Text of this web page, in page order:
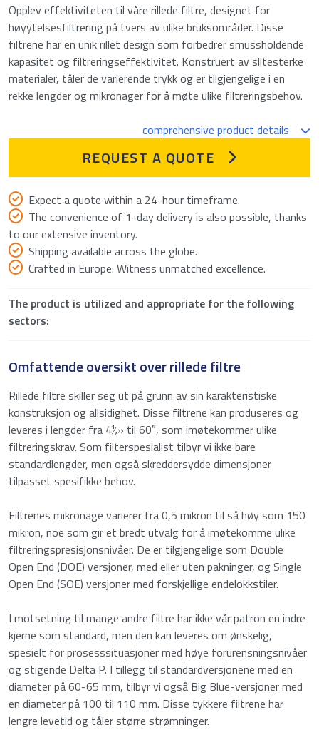
Request a quote for: Rillede Filtre
"*" obligatorisk felt
Navn *
Fornavn
Etternavn
E-post*
Enter your details to download the product
specifications.
Opplev effektiviteten til våre rillede filtre, designet for
høyytelsesfiltrering på tvers av ulike bruksområder. Disse
filtrene har en unik rillet design som forbedrer smussholdende
kapasitet og filtreringseffektivitet. Konstruert av slitesterke
materialer, tåler de varierende trykk og er tilgjengelige i en
rekke lengder og mikronager for å møte ulike filtreringsbehov.
comprehensive product details
REQUEST A QUOTE
Expect a quote within a 24-hour timeframe.
The convenience of 1-day delivery is also possible, thanks
to our extensive inventory.
Shipping available across the globe.
Crafted in Europe: Witness unmatched excellence.
The product is utilized and appropriate for the following
sectors:
Omfattende oversikt over rillede filtre
Rillede filtre skiller seg ut på grunn av sin karakteristiske
konstruksjon og allsidighet. Disse filtrene kan produseres og
leveres i lengder fra 4½» til 60″, som imøtekommer ulike
filtreringskrav. Som filterspesialist tilbyr vi ikke bare
standardlengder, men også skreddersydde dimensjoner
tilpasset spesifikke behov.
Filtrenes mikronage varierer fra 0,5 mikron til så høy som 150
mikron, noe som gir et bredt utvalg for å imøtekomme ulike
filtreringspresisjonsnivåer. De er tilgjengelige som Double
Open End (DOE) versjoner, med eller uten pakninger, og Single
Open End (SOE) versjoner med forskjellige endelokkstiler.
I motsetning til mange andre filtre har ikke vår patron en indre
kjerne som standard, men den kan leveres om ønskelig,
spesielt for prosesssituasjoner med høye forurensningsnivåer
og stigende Delta P. I tillegg til standardversjonene med en
diameter på 60-65 mm, tilbyr vi også Big Blue-versjoner med
en diameter på 100 til 110 mm. Disse tykkere filtrene har
lengre levetid og tåler større strømninger.